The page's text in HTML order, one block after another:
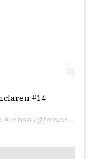
#14
Alonso (@fernandoalo_oficial) el